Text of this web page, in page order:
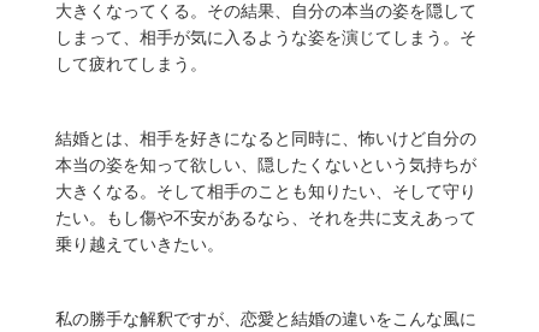
大きくなってくる。その結果、自分の本当の姿を隠して
しまって、相手が気に入るような姿を演じてしまう。そ
して疲れてしまう。
結婚とは、相手を好きになると同時に、怖いけど自分の
本当の姿を知って欲しい、隠したくないという気持ちが
大きくなる。そして相手のことも知りたい、そして守り
たい。もし傷や不安があるなら、それを共に支えあって
乗り越えていきたい。
私の勝手な解釈ですが、恋愛と結婚の違いをこんな風に